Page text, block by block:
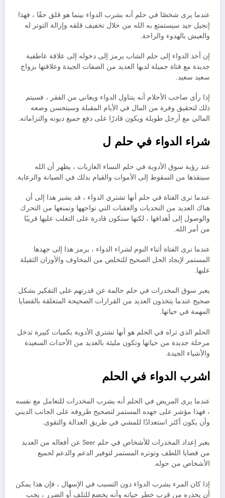
عندما يرى شخصًا في حلم أنه يشرب الدواء بينما هو قلق حقًا ، فهذا
إنجيل جيد سيستمتع به الله من خلال تخفيف قلقه وإزالة التوتر له
والعيش بالهدوء والراحة.
إن أخذ الدواء إلى حلم الشاب يرمز إلى دخوله إلى علاقة عاطفية
جديدة مع فتاة جميلة لديها العديد من الصفات الجيدة وعلاقتها بزواج
سعيد سعيد.
إذا رأى صاحب الأحلام أنه يتناول الدواء ويعاني من الفقر ، فسيتم
ذلك لتحقيق وفرة من المال في الأيام المقبلة وسيتحسن وضعه
المالي مع أرجل طويلة ويكون قادرًا على دفع جميع ديونه والتزاماته.
شراء الدواء في حلم ل
عند رؤية سوق الأدوية في حلم النساء العازبات ، يظهر أن الله
سينقذها من السقوط إلى الأموات والقيام بذلك في الصيانة والرعاية.
عندما ترى الفتاة في حلم أنها تشتري الدواء ، قد يشير هذا إلى أن
هناك العديد من التحديات والعقبات التي تواجهها وتمنعها من التحرك
والوصول إلى أهدافها ، لكنها ستكون قادرة على التغلب عليها قريبًا
من أمر الله.
عندما ترى الفتاة أثناء النوم لشراء الدواء ، يرمز هذا إلى جهدها
المستمر لإيجاد الحل الصحيح للتخلص من المخاوف والأوزان الثقيلة
عليها.
يعبر سوق المخدرات في حلم حالمة عن قدرتهم على التفكير بشكل
صحيح عندما يتخذون العديد من القرارات الصحيحة المتعلقة بالقضايا
المهمة في حياتها.
الحلم الذي تراه في الحلم هو أنها تشتري الأدوية بكميات كبيرة تدخل
مرحلة جديدة من حياتها وتكون مليئة بالعديد من الأحداث السعيدة
والأشياء الجيدة.
اشرب الدواء في الحلم
عندما يرى المريض في الحلم أنه يشرب المخدرات للتعامل مع نفسه
، فهذا مؤشر على جهده المستمر لتصحيح ظروفه على الجانب الديني
وأن يكون أكثر استعدادًا للمشي في طريق العدالة والتقوى.
يعبر إعداد المخدرات للأشخاص في حلم Seer عن أفعاله من العديد
من قضايا اللطف وتوتره المستمر لتوفير الدعم والدعم لجميع
الأشخاص من حوله.
إذا كان المرء يشرب الدواء دون التسبب في الإسهال ، فإن هذا يمكن
أن يحذره من قرب خطر حياته وأنه يخضع للتلف أو الضرر ، يجب